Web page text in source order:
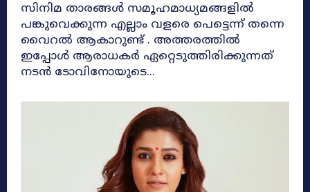
സിനിമ താരങ്ങൾ സമൂഹമാധ്യമങ്ങളിൽ
പങ്കുവെക്കുന്ന എല്ലാം വളരെ പെട്ടെന്ന് തന്നെ
വൈറൽ ആകാറുണ്ട് . അത്തരത്തിൽ
ഇപ്പോൾ ആരാധകർ ഏറ്റെടുത്തിരിക്കുന്നത്
നടൻ ടോവിനോയുടെ...